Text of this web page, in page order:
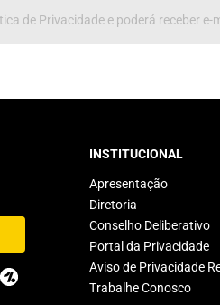
de Privacidade e poderá receber
INSTITUCIONAL
Apresentação
Diretoria
Conselho Deliberativo
Portal da Privacidade
Aviso de Privacidade
Trabalhe Conosco